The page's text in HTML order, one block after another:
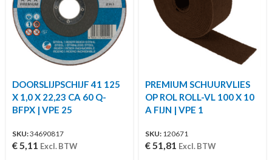
DOORSLIJPSCHIJF 41 125
X 1,0 X 22,23 CA 60 Q-
BFPX | VPE 25
SKU:34690817
€5,11 Excl. BTW
PREMIUM SCHUURVLIES
OP ROL ROLL-VL 100 X 10
A FIJN | VPE 1
SKU: 120671
€51,81 Excl. BTW